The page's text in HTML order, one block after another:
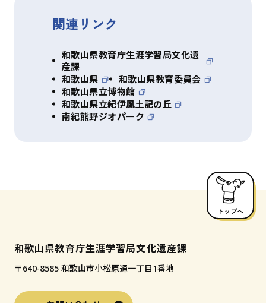
関連リンク
和歌山県教育庁生涯学習局文化遺
産課
和歌山県
和歌山県教育委員会
和歌山県立博物館
和歌山県立紀伊風土記の丘
南紀熊野ジオパーク
和歌山県教育庁生涯学習局文化遺産課
〒640-8585 和歌山市小松原通一丁目1番地
トップへ